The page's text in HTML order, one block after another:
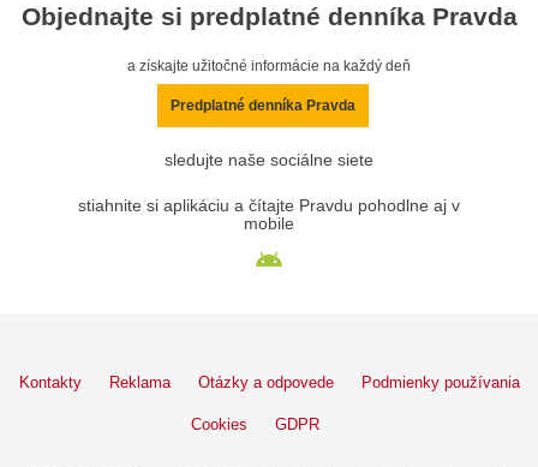
Objednajte si predplatné denníka Pravda
a získajte užitočné informácie na každý deň
Predplatné denníka Pravda
sledujte naše sociálne siete
stiahnite si aplikáciu a čítajte Pravdu pohodlne aj v
mobile
Kontakty Reklama Otázky a odpovede Podmienky používania
Cookies GDPR